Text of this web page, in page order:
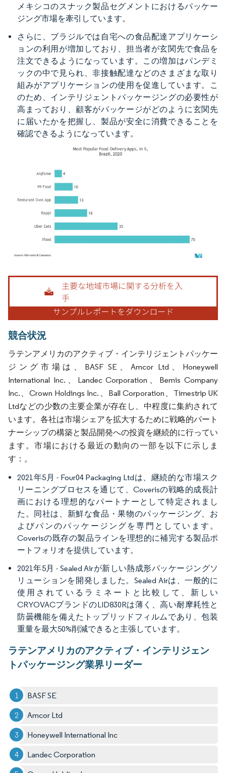
メキシコのスナック製品セグメントにおけるパッケー
ジング市場を牽引しています。
さらに、ブラジルでは自宅への食品配達アプリケーシ
ョンの利用が増加しており、担当者が玄関先で食品を
注文できるようになっています。この増加はパンデミ
ックの中で見られ、非接触配達などのさまざまな取り
組みがアプリケーションの使用を促進しています。こ
のため、インテリジェントパッケージングの必要性が
高まっており、顧客がパッケージがどのように玄関先
に届いたかを把握し、製品が安全に消費できることを
確認できるようになっています。
画像 © Mordor Intelligence。再利用にはCC BY 4.0の表示が必要です。
競合状況
ラテンアメリカのアクティブ・インテリジェントパッケー
ジング市場は、BASF SE、Amcor Ltd、Honeywell
International Inc.、Landec Corporation、Bemis Company
Inc.、Crown Holdings Inc.、Ball Corporation、Timestrip UK
Ltdなどの少数の主要企業が存在し、中程度に集約されて
います。各社は市場シェアを拡大するために戦略的パート
ナーシップの構築と製品開発への投資を継続的に行ってい
ます。市場における最近の動向の一部を以下に示しま
す：。
2021年5月 - Four04 Packaging Ltdは、継続的な市場スク
リーニングプロセスを通じて、Coverisの戦略的成長計
画における理想的なパートナーとして特定されまし
た。同社は、新鮮な食品・果物のパッケージング、お
よびパンのパッケージングを専門としています。
Coverisの既存の製品ラインを理想的に補完する製品ポ
ートフォリオを提供しています。
2021年5月 - Sealed Airが新しい熱成形パッケージングソ
リューションを開発しました。Sealed Airは、一般的に
使用されているラミネートと比較して、新しい
CRYOVACブランドのLID830Rは薄く、高い耐摩耗性と
防曇機能を備えたトップリッドフィルムであり、包装
重量を最大50%削減できると主張しています。
ラテンアメリカのアクティブ・インテリジェン
トパッケージング業界リーダー
BASF SE
Amcor Ltd
Honeywell International Inc
Landec Corporation